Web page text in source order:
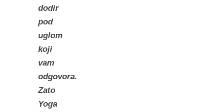
dodir
pod
uglom
koji
vam
odgovora.
Zato
Yoga